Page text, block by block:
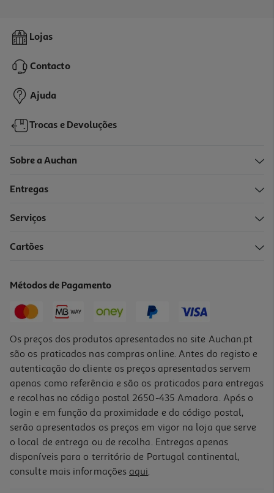
Lojas
Contacto
Ajuda
Trocas e Devoluções
Sobre a Auchan
Entregas
Serviços
Cartões
Métodos de Pagamento
Os preços dos produtos apresentados no site Auchan.pt
são os praticados nas compras online. Antes do registo e
autenticação do cliente os preços apresentados servem
apenas como referência e são os praticados para entregas
e recolhas no código postal 2650-435 Amadora. Após o
login e em função da proximidade e do código postal,
serão apresentados os preços em vigor na loja que serve
o local de entrega ou de recolha. Entregas apenas
disponíveis para o território de Portugal continental,
consulte mais informações aqui.